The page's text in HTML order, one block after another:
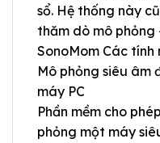
sổ. Hệ thống này
thăm dò mô
SonoMom Các tính
Mô phỏng siêu âm
máy PC
Phần mềm cho
phỏng một máy